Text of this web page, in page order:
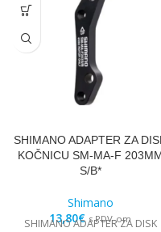
SHIMANO ADAPTER ZA
KOČNICU SM-MA-F
S/B*
Shimano
13,80€ s PDV-om
SHIMANO ADAPTER ZA DISK